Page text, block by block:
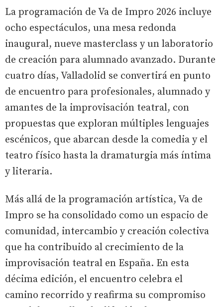
La programación de Va de Impro 2026 incluye
ocho espectáculos, una mesa redonda
inaugural, nueve masterclass y un laboratorio
de creación para alumnado avanzado. Durante
cuatro días, Valladolid se convertirá en punto
de encuentro para profesionales, alumnado y
amantes de la improvisación teatral, con
propuestas que exploran múltiples lenguajes
escénicos, que abarcan desde la comedia y el
teatro físico hasta la dramaturgia más íntima
y literaria.
Más allá de la programación artística, Va de
Impro se ha consolidado como un espacio de
comunidad, intercambio y creación colectiva
que ha contribuido al crecimiento de la
improvisación teatral en España. En esta
décima edición, el encuentro celebra el
camino recorrido y reafirma su compromiso